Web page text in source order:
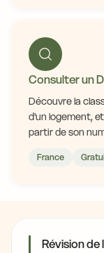
Consulter un
Découvre la
d'un logement,
partir de son
France
Révision